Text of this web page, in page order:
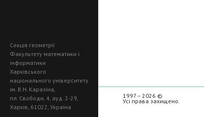
Секція геометрії
Факультету математики і
інформатики
Харківського
національного університету
ім. В.Н. Каразіна,
пл. Свободи, 4, ауд. 2-29,
Харків, 61022, Україна
1997 – 2026 ©
Усі права захищено.